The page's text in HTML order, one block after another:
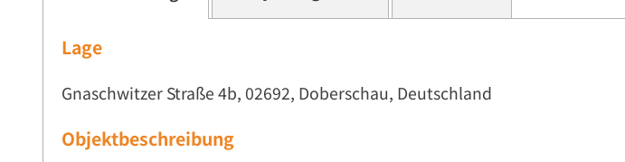
Lage
Gnaschwitzer Straße 4b, 02692, Doberschau, Deutschland
Objektbeschreibung